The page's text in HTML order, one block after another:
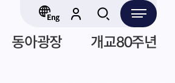
동아광장 개교80주년